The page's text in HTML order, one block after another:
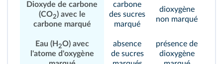
Dioxyde de carbone
(CO2) avec le
carbone marqué
carbone
des sucres
marqué
dioxygène
non marqué
Eau (H 2O) avec
l'atome d'oxygène
absence
de sucres
présence de
dioxygène